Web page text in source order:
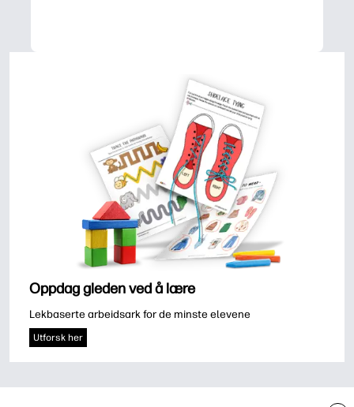
Oppdag gleden ved å lære
Lekbaserte arbeidsark for de minste elevene
Utforsk her